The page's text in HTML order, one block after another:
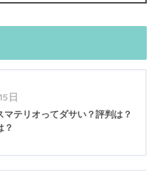
日
マテリオってダサい？評判は？
？